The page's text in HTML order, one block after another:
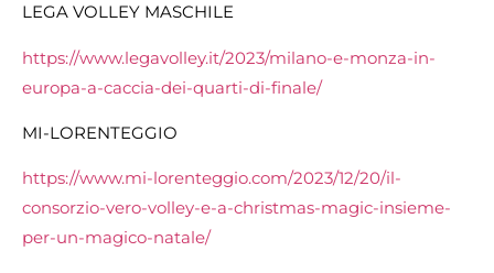
LEGA VOLLEY MASCHILE
https://www.legavolley.it/2023/milano-e-monza-in-
europa-a-caccia-dei-quarti-di-finale/
MI-LORENTEGGIO
https://www.mi-lorenteggio.com/2023/12/20/il-
consorzio-vero-volley-e-a-christmas-magic-insieme-
per-un-magico-natale/